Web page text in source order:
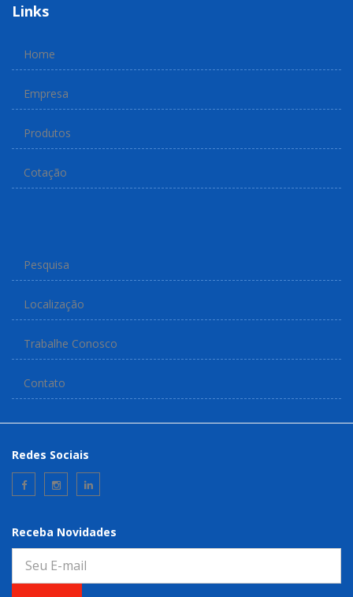
Links
Home
Empresa
Produtos
Cotação
Pesquisa
Localização
Trabalhe Conosco
Contato
Redes Sociais
Receba Novidades